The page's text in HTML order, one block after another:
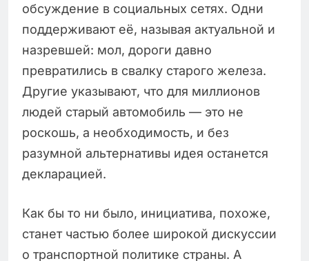
обсуждение в социальных сетях. Одни
поддерживают её, называя актуальной и
назревшей: мол, дороги давно
превратились в свалку старого железа.
Другие указывают, что для миллионов
людей старый автомобиль — это не
роскошь, а необходимость, и без
разумной альтернативы идея останется
декларацией.
Как бы то ни было, инициатива, похоже,
станет частью более широкой дискуссии
о транспортной политике страны. А